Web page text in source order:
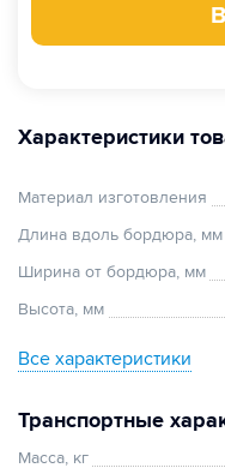
Характеристики
Материал изготовления
Длина вдоль бордюра, мм
Ширина от бордюра, мм
Высота, мм
Все характеристики
Транспортные
Масса, кг